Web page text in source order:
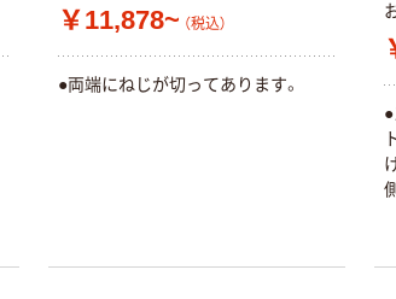
￥11,878~ （税込）
●両端にねじが切ってあります。